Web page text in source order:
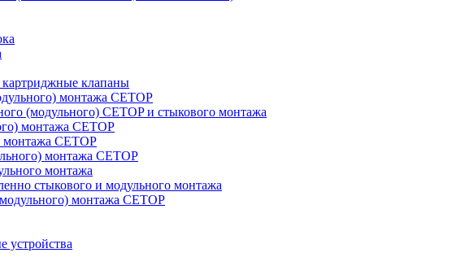
картриджные клапаны
монтажa CETOP
(модульного) CETOP и стыкового монтажа
монтажа CETOP
монтажа CETOP
монтажа CETOP
монтажа
стыкового и модульного монтажа
монтажа CETOP
устройства